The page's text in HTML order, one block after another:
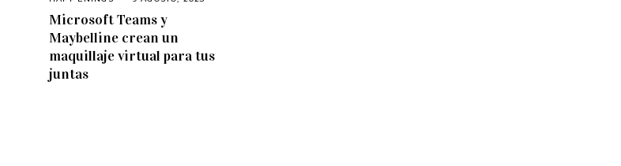
Microsoft Teams y
Maybelline crean un
maquillaje virtual para tus
juntas